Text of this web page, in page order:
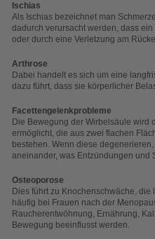
Ischias
Als Ischias bezeichnet man
dadurch verursacht werden, dass
oder durch eine Verletzung am
Arthrose
Dabei handelt es sich um eine
dazu führt, dass sie körperlicher
Facettengelenkprobleme
Die Bewegung der Wirbelsäule wird
ermöglicht, die aus zwei flachen
bestehen. Wenn diese
aneinander, was Entzündungen und
Osteoporose
Dies führt zu Knochenschwäche,
häufig bei Frauen nach der
Raucherentwöhnung, Ernährung,
Bewegung beeinflusst werden.